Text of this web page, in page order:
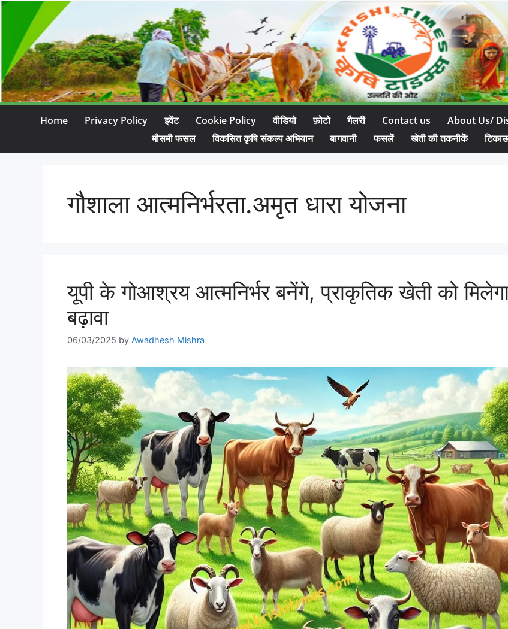
Home Privacy Policy इवेंट Cookie Policy वीडियो फ़ोटो गैलरी Contact us About Us/
मौसमी फसल
विकसित कृषि संकल्प अभियान बागवानी फसलें खेती की तकनीकें
गौशाला आत्मनिर्भरता.अमृत धारा योजना
यूपी के गोआश्रय आत्मनिर्भर बनेंगे, प्राकृतिक खेती को
बढ़ावा
06/03/2025 by Awadhesh Mishra